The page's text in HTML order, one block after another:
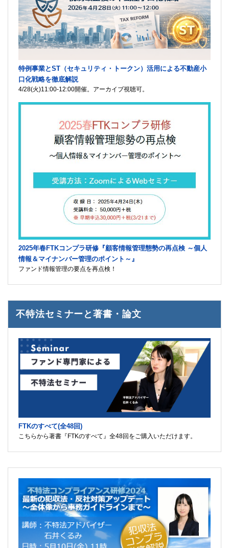
特例事業とST（セキュリティ・トークン）活用による不動産小
口化戦略を徹底解説
4/28(火)11:00-12:00開催。アーカイブ視聴可。
2025年春FTKコンプラ研修『顧客情報管理態勢の再点検 ～個人
情報＆マイナンバー管理のポイント～』
ファンド情報管理の要点を再点検！
不特法セミナーと著書・論文
FTKのすべて(全48回)
こちらから著書『FTKのすべて』全48回をご購入いただけます。